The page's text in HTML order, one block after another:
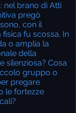
nel brano di Atti
pregò
con il
fu scossa. In
o amplia la
della
silenziosa? Cosa
gruppo o
pregare
le fortezze